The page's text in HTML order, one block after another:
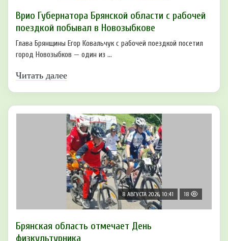
Врио Губернатора Брянской области с рабочей
поездкой побывал в Новозыбкове
Глава Брянщины Егор Ковальчук с рабочей поездкой посетил
город Новозыбков — один из ...
Читать далее
8 АВГУСТА 2026, 10:41 18
Брянская область отмечает День
физкультурника